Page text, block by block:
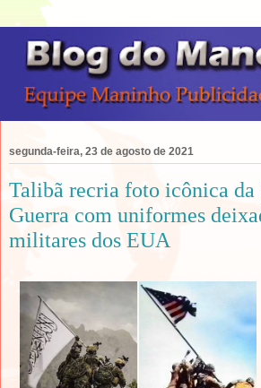
segunda-feira, 23 de agosto de 2021
Talibã recria foto icônica da
Guerra com uniformes
militares dos EUA